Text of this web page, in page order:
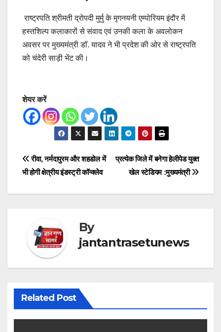
राष्ट्रपति श्रीमती द्रोपदी मुर्मु के मृगनयनी एम्पोरियम इंदौर में
हस्तशिल्प कलाकारों से संवाद एवं उनकी कला के अवलोकन
अवसर पर मुख्यमंत्री डॉ. यादव ने भी प्रदेश की ओर से राष्ट्रपति
को चंदेरी साड़ी भेंट की।
शेयर करें
Post
navigation
प्रत्येक जिले में बनेगा हेलीपेड युक्त
खेल स्टेडियम :मुख्यमंत्री
रीवा, नर्मदापुरम और शहडोल में
भी होगी क्षेत्रीय इंडस्ट्री कॉन्क्लेव
By
jantantrasetunews
Related Post